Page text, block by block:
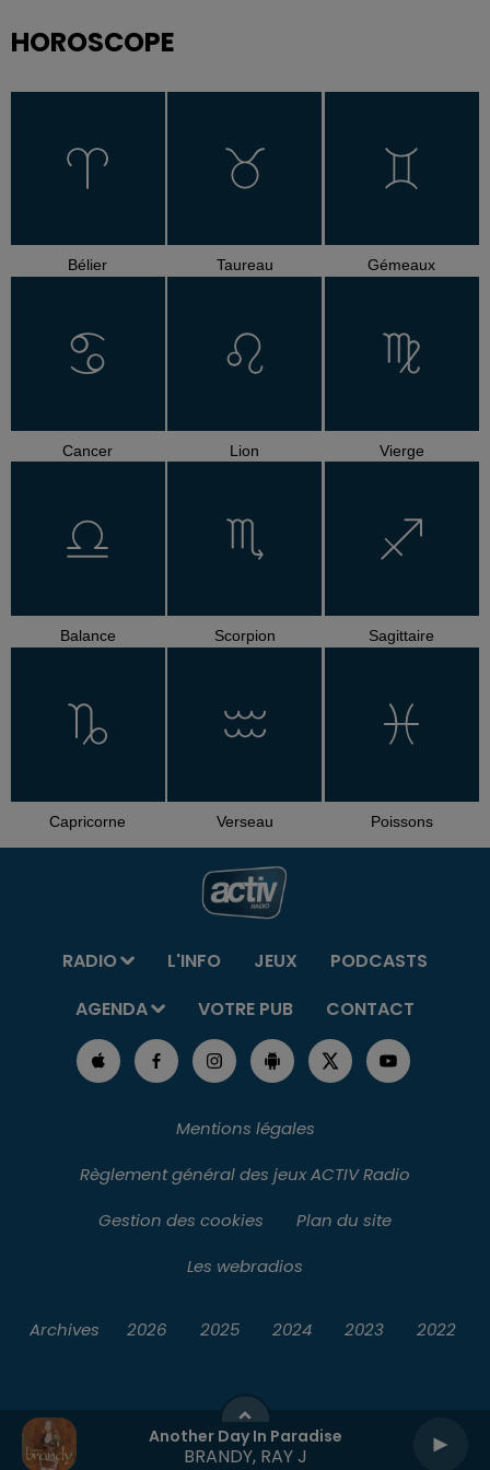
Another Day In Paradise
BRANDY, RAY J
HOROSCOPE
Bélier Taureau Gémeaux
Cancer Lion Vierge
Balance Scorpion Sagittaire
Capricorne Verseau Poissons
RADIO L'INFO JEUX
PODCASTS
AGENDA
VOTRE PUB CONTACT
Mentions légales
Règlement général des jeux ACTIV Radio
Gestion des cookies
Plan du site
Les webradios
Archives 2026 2025 2024 2023 2022